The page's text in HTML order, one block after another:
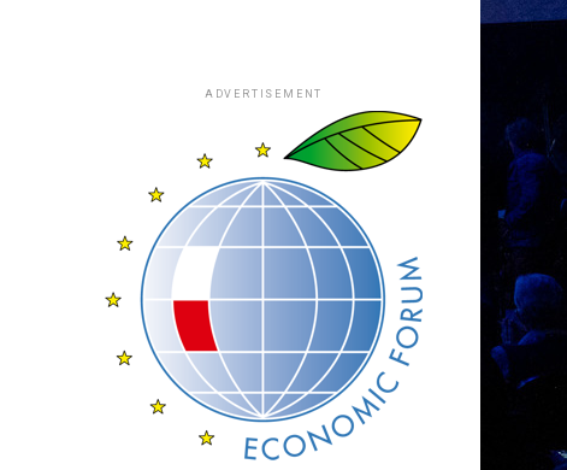
ADVERTISEMENT